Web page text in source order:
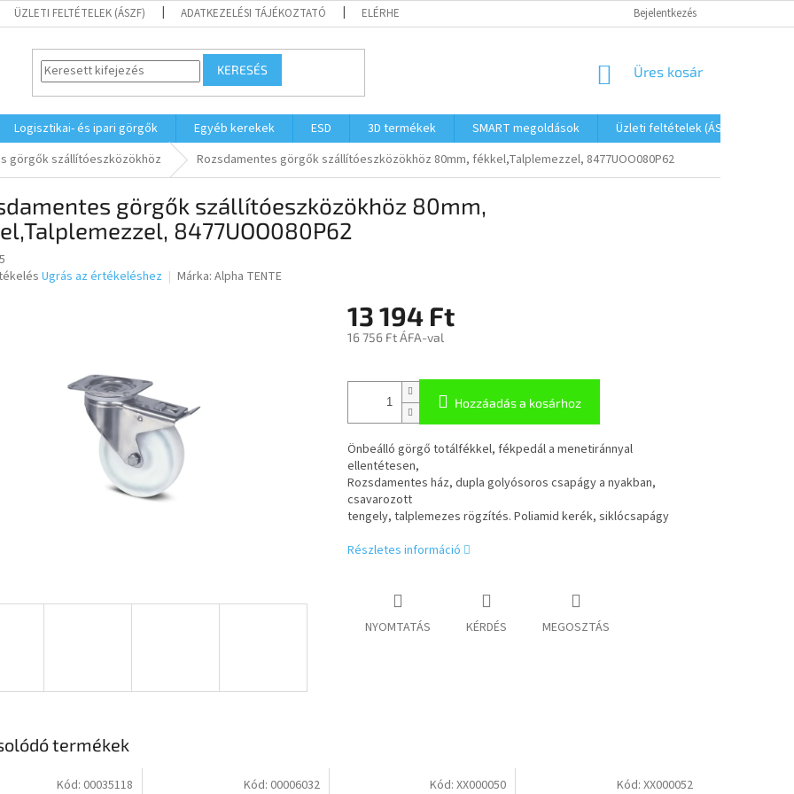
ÜZLETI FELTÉTELEK (ÁSZF) ADATKEZELÉSI TÁJÉKOZTATÓ ELÉRHETŐSÉGEK FOGYASZTÓVÉDELMI TÁJÉKOZTATÓ JOGI NYILATKOZAT
Bejelentkezés
KERESÉS KOSÁR
Üres kosár
Logisztikai- és ipari görgők Egyéb kerekek ESD 3D termékek SMART megoldások Üzleti feltételek (ÁSZF)
görgők szállítóeszközökhöz Rozsdamentes görgők szállítóeszközökhöz 80mm, fékkel,Talplemezzel, 8477UOO080P62
görgők szállítóeszközökhöz 80mm,
8477UOO080P62
Ugrás az értékeléshez Márka: Alpha TENTE
13 194 Ft
16 756 Ft ÁFA-val
Hozzáadás a kosárhoz
Önbeálló görgő totálfékkel, fékpedál a menetiránnyal
ellentétesen,
Rozsdamentes ház, dupla golyósoros csapágy a nyakban,
csavarozott
tengely, talplemezes rögzítés. Poliamid kerék, siklócsapágy
Részletes információ
NYOMTATÁS KÉRDÉS MEGOSZTÁS
termékek
Kód: 00035118 Kód: 00006032 Kód:XX000050 Kód: XX000052